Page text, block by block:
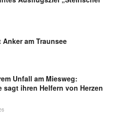
Anker am Traunsee
Unfall am Miesweg:
sagt ihren Helfern von Herzen